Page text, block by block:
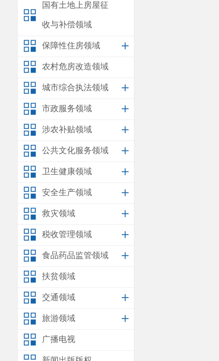
国有土地上房屋征
收与补偿领域
保障性住房领域
农村危房改造领域
城市综合执法领域
市政服务领域
涉农补贴领域
公共文化服务领域
卫生健康领域
安全生产领域
救灾领域
税收管理领域
食品药品监管领域
扶贫领域
交通领域
旅游领域
广播电视